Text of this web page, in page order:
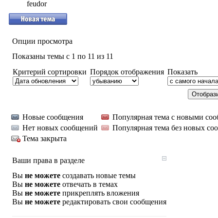
feudor
Опции просмотра
Показаны темы с 1 по 11 из 11
Критерий сортировки Порядок отображения Показать
Новые сообщения
Популярная тема с новыми
Нет новых сообщений
Популярная тема без новых
Тема закрыта
Ваши права в разделе
Вы не можете создавать новые темы
Вы не можете отвечать в темах
Вы не можете прикреплять вложения
Вы не можете редактировать свои сообщения